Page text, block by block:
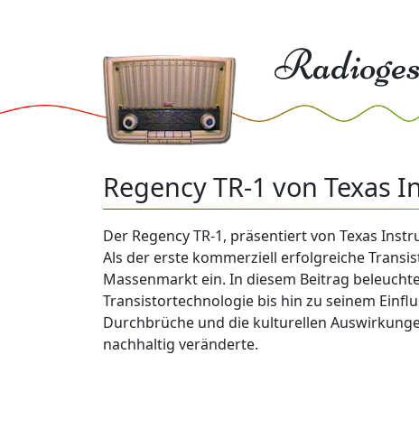
Regency TR-1 von
Der Regency TR-1, präsentiert von Texas
Als der erste kommerziell erfolgreiche
Massenmarkt ein. In diesem Beitrag
Transistortechnologie bis hin zu seinem
Durchbrüche und die kulturellen
nachhaltig veränderte.